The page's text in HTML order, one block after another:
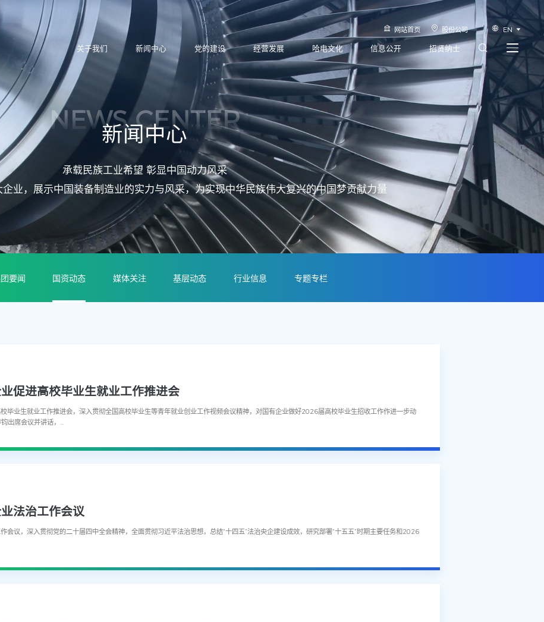
网站首页 股份公司 EN
关于我们 新闻中心 党的建设 经营发展 哈电文化 信息公开 招贤纳士
NEWS CENTER
新闻中心
承载民族工业希望 彰显中国动力风采
业，展示中国装备制造业的实力与风采，为实现中华民族伟大复兴的中国梦贡献力量
要闻 国资动态 媒体关注 基层动态 行业信息 专题专栏
促进高校毕业生就业工作推进会
毕业生就业工作推进会，深入贯彻全国高校毕业生等青年就业创业工作视频会议精神，对国有企业做好2026届高校毕业生招收工作作进一步动
出席会议并讲话，...
法治工作会议
会议，深入贯彻党的二十届四中全会精神，全面贯彻习近平法治思想，总结“十四五”法治央企建设成效，研究部署“十五五”时期主要任务和2026